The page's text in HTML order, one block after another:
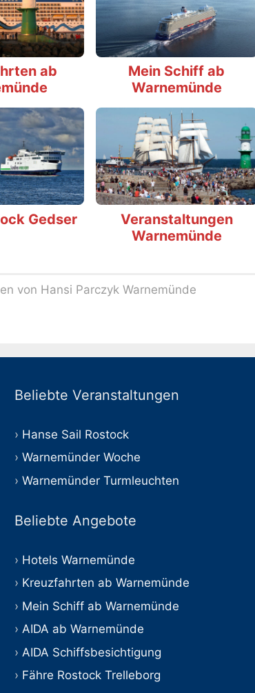
ab
Mein Schiff ab
Warnemünde
Gedser
Veranstaltungen
Warnemünde
von Hansi Parczyk Warnemünde
Beliebte Veranstaltungen
Hanse Sail Rostock
Warnemünder Woche
Warnemünder Turmleuchten
Beliebte Angebote
Hotels Warnemünde
Kreuzfahrten ab Warnemünde
Mein Schiff ab Warnemünde
AIDA ab Warnemünde
AIDA Schiffsbesichtigung
Fähre Rostock Trelleborg